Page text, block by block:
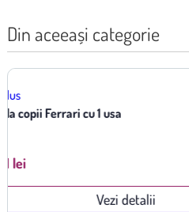
Din aceeași categorie
Comoda fetite Barbie